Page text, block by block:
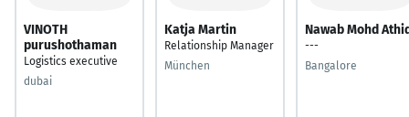
VINOTH
purushothaman
Logistics executive
dubai
Katja Martin
Relationship Manager
München
Nawab Mohd
---
Bangalore